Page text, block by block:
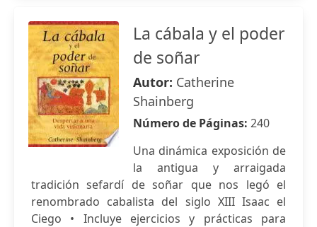
La cábala y el poder
de soñar
Autor: Catherine
Shainberg
Número de Páginas: 240
Una dinámica exposición de
la antigua y arraigada
tradición sefardí de soñar que nos legó el
renombrado cabalista del siglo XIII Isaac el
Ciego • Incluye ejercicios y prácticas para